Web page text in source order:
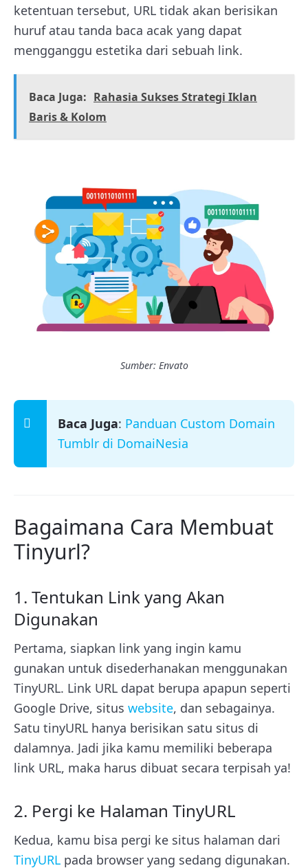
ketentuan tersebut, URL tidak akan berisikan
huruf atau tanda baca acak yang dapat
mengganggu estetika dari sebuah link.
Baca Juga: Rahasia Sukses Strategi Iklan
Baris & Kolom
Sumber: Envato
Baca Juga: Panduan Custom Domain
Tumblr di DomaiNesia
Bagaimana Cara Membuat
Tinyurl?
1. Tentukan Link yang Akan
Digunakan
Pertama, siapkan link yang ingin kamu
gunakan untuk disederhanakan menggunakan
TinyURL. Link URL dapat berupa apapun seperti
Google Drive, situs website, dan sebagainya.
Satu tinyURL hanya berisikan satu situs di
dalamnya. Jadi jika kamu memiliki beberapa
link URL, maka harus dibuat secara terpisah ya!
2. Pergi ke Halaman TinyURL
Kedua, kamu bisa pergi ke situs halaman dari
TinyURL pada browser yang sedang digunakan.